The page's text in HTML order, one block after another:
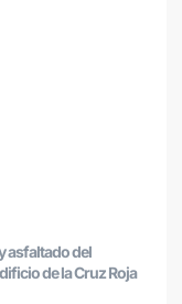
asfaltado del
de la Cruz Roja